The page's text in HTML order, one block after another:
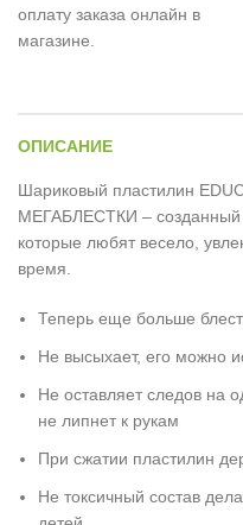
оплату заказа онлайн в
магазине.
ОПИСАНИЕ
Шариковый пластилин
МЕГАБЛЕСТКИ – созданный
которые любят весело,
время.
Теперь еще больше
Не высыхает, его можно
Не оставляет следов на
не липнет к рукам
При сжатии пластилин
Не токсичный состав